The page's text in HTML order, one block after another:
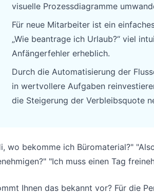
Pipelines, Ziele, Forecasts und Umsatz
nachverfolgen.
Projekt
Lieferung und Status verwalten.
Analysen
Nützliche Prompts für
Reporting und Bereinigung.
Community
anderen Nutzern lernen.
Schnellstart
visuelle Prozessdiagramme
Für neue Mitarbeiter ist ein
„Wie beantrage ich Urlaub?“ viel
Anfängerfehler erheblich.
Durch die Automatisierung der
in wertvollere Aufgaben
die Steigerung der Verbleibsquote
wo bekomme ich Büromaterial?"
"Ich muss einen Tag
Ihnen das bekannt vor? Für die